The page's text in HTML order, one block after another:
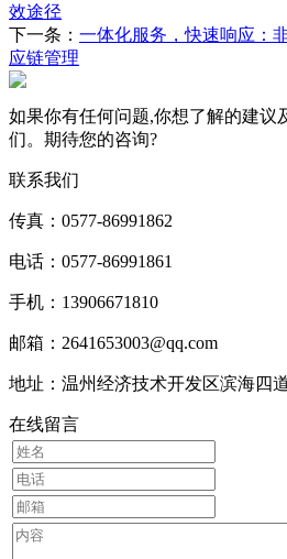
效途径
下一条： 一体化服务，快速响应：
应链管理
如果你有任何问题,你想了解的建议
们。期待您的咨询?
联系我们
传真：0577-86991862
电话：0577-86991861
手机：13906671810
邮箱：2641653003@qq.com
地址：温州经济技术开发区滨海四
在线留言